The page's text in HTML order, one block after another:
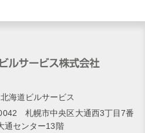
海道ビルサービス
札幌市中央区大通西3丁目7番
センター13階